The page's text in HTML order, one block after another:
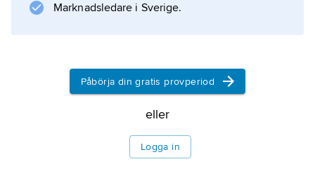
Information om artikeln
Marknadsledare i Sverige.
Påbörja din gratis provperiod
eller
Logga in